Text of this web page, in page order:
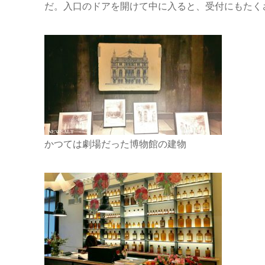
だ。入口のドアを開けて中に入ると、受付にもたく
かつては劇場だった博物館の建物